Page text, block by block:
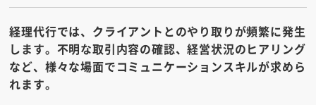
経理代行では、クライアントとのやり取りが頻繁に発生
します。不明な取引内容の確認、経営状況のヒアリング
など、様々な場面でコミュニケーションスキルが求めら
れます。